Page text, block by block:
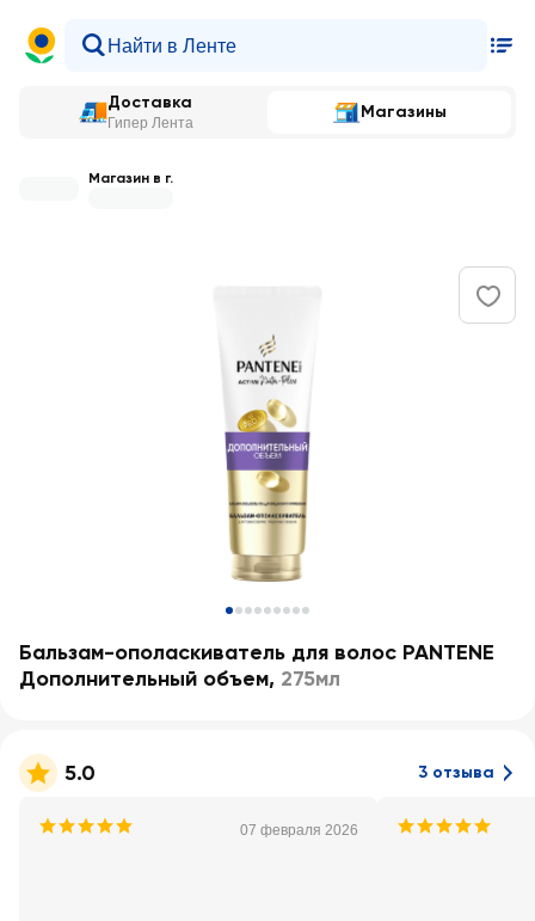
Доставка
Гипер Лента
Магазины
Магазин в г.
Бальзам-ополаскиватель для волос PANTENE
Дополнительный объем, 275мл
5.0 3 отзыва
07 февраля 2026